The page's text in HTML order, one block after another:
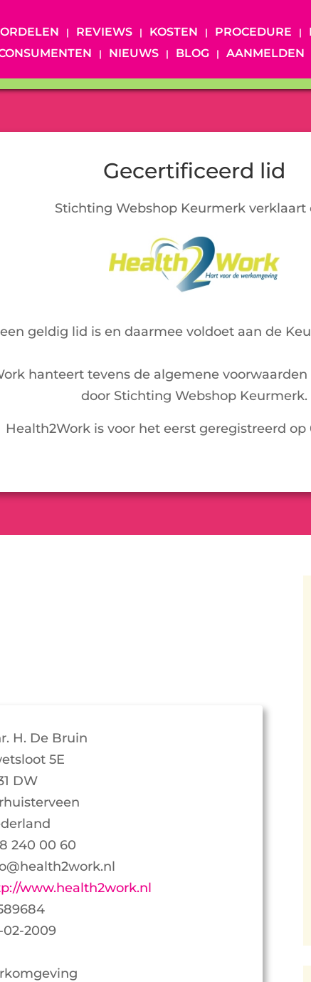
REVIEWS KOSTEN PROCEDURE
NIEUWS BLOG AANMELDEN
Gecertificeerd lid
Stichting Webshop Keurmerk verklaart
een geldig lid is en daarmee voldoet aan de
hanteert tevens de algemene voorwaarden
door Stichting Webshop Keurmerk.
Health2Work is voor het eerst geregistreerd op
H. De Bruin
5E
DW
240 00 60
www.health2work.nl
02-2009